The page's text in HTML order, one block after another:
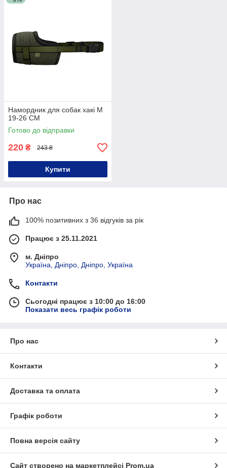
Намордник для собак хакі M
19-26 СМ
Готово до відправки
220 ₴ 243 ₴
Купити
Про нас
100% позитивних з 36 відгуків за рік
Працює з 25.11.2021
м. Дніпро
Україна, Дніпро, Дніпро, Україна
Контакти
Сьогодні працює з 10:00 до 16:00
Показати весь графік роботи
Про нас
Контакти
Доставка та оплата
Графік роботи
Повна версія сайту
Сайт створено на маркетплейсі Prom.ua